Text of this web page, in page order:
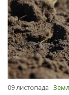
09 листопада